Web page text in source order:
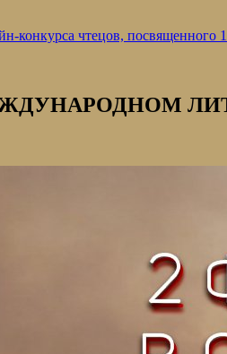
конкурса чтецов,